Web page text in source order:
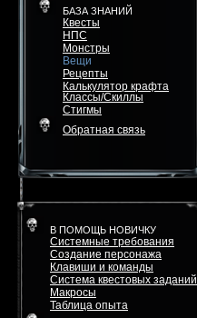
БАЗА ЗНАНИЙ
Квесты
НПС
Монстры
Вещи
Рецепты
Калькулятор крафта
Классы/Скиллы
Стигмы
Обратная связь
В ПОМОЩЬ НОВИЧКУ
Системные требования
Создание персонажа
Клавиши и команды
Система квестовых заданий
Макросы
Таблица опыта